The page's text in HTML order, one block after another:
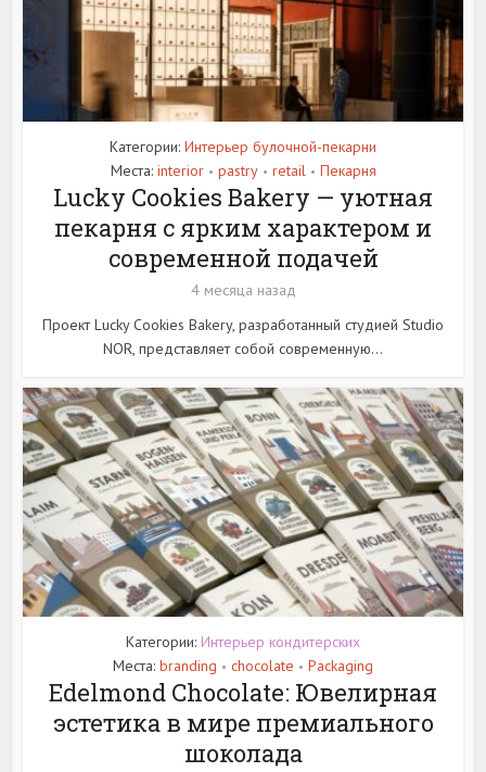
Категории: Интерьер булочной-пекарни
Места: interior • pastry • retail • Пекарня
Lucky Cookies Bakery — уютная
пекарня с ярким характером и
современной подачей
4 месяца назад
Проект Lucky Cookies Bakery, разработанный студией Studio
NOR, представляет собой современную...
Категории: Интерьер кондитерских
Места: branding • chocolate • Packaging
Edelmond Chocolate: Ювелирная
эстетика в мире премиального
шоколада